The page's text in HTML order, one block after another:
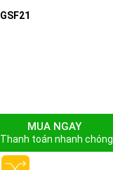
GSF21
MUA NGAY
Thanh toán nhanh chóng